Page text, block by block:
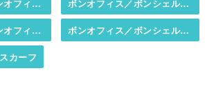
BONOFFICE（ボンオフィス）／BONCIERGE（ボンシェルジュ） ボンオフィス／ボンシェルジュ春夏カタログ掲載商品
BONOFFICE（ボンオフィス）／BONCIERGE（ボンシェルジュ） ボンオフィス／ボンシェルジュ・アクセサリー
スカーフ